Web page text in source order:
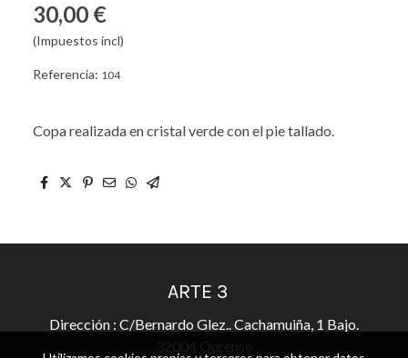
30,00 €
(Impuestos incl)
Referencia: 104
Copa realizada en cristal verde con el pie tallado.
ARTE 3
Dirección : C/Bernardo Glez.. Cachamuiña, 1 Bajo.